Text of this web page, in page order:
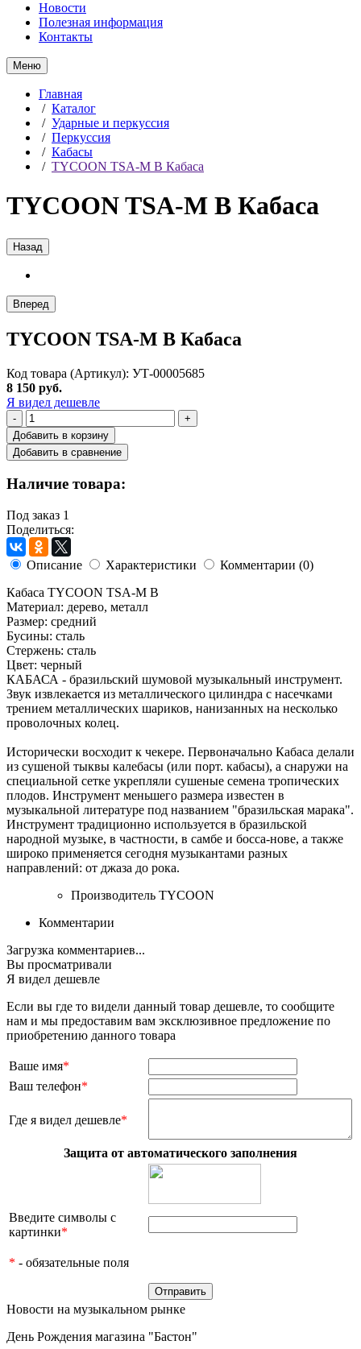
Новости
Полезная информация
Контакты
Меню
Главная
/ Каталог
/ Ударные и перкуссия
/ Перкуссия
/ Кабасы
/ TYCOON TSA-M B Кабаса
TYCOON TSA-M B Кабаса
Назад
Вперед
TYCOON TSA-M B Кабаса
Код товара (Артикул): УТ-00005685
8 150 руб.
Я видел дешевле
-
+
Добавить в корзину
Добавить в сравнение
Наличие товара:
Под заказ 1
Поделиться:
Описание Характеристики
Комментарии (0)
Кабаса TYCOON TSA-M B
Материал: дерево, металл
Размер: средний
Бусины: сталь
Стержень: сталь
Цвет: черный
КАБАСА - бразильский шумовой музыкальный инструмент.
Звук извлекается из металлического цилиндра с насечками
трением металлических шариков, нанизанных на несколько
проволочных колец.
Исторически восходит к чекере. Первоначально Кабаса делали
из сушеной тыквы калебасы (или порт. кабасы), а снаружи на
специальной сетке укрепляли сушеные семена тропических
плодов. Инструмент меньшего размера известен в
музыкальной литературе под названием "бразильская марака".
Инструмент традиционно используется в бразильской
народной музыке, в частности, в самбе и босса-нове, а также
широко применяется сегодня музыкантами разных
направлений: от джаза до рока.
Производитель TYCOON
Комментарии
Загрузка комментариев...
Вы просматривали
Я видел дешевле
Если вы где то видели данный товар дешевле, то сообщите
нам и мы предоставим вам эксклюзивное предложение по
приобретению данного товара
Ваше имя*
Ваш телефон*
Где я видел дешевле*
Защита от автоматического заполнения
Введите символы с
картинки*
* - обязательные поля
Новости на музыкальном рынке
День Рождения магазина "Бастон"